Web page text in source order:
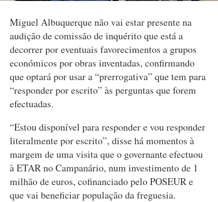
Miguel Albuquerque não vai estar presente na
audição de comissão de inquérito que está a
decorrer por eventuais favorecimentos a grupos
económicos por obras inventadas, confirmando
que optará por usar a “prerrogativa” que tem para
“responder por escrito” às perguntas que forem
efectuadas.
“Estou disponível para responder e vou responder
literalmente por escrito”, disse há momentos à
margem de uma visita que o governante efectuou
à ETAR no Campanário, num investimento de 1
milhão de euros, cofinanciado pelo POSEUR e
que vai beneficiar população da freguesia.